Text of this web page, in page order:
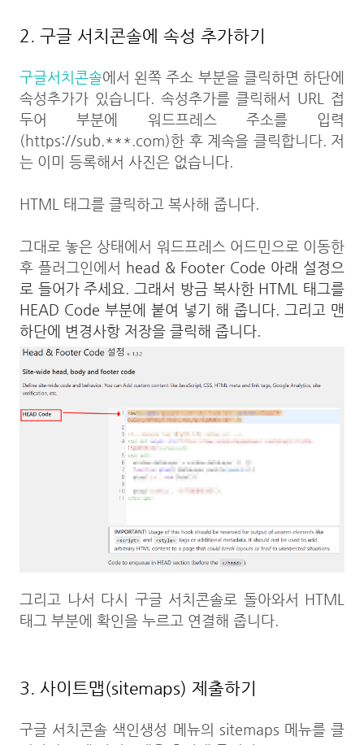
2. 구글 서치콘솔에 속성 추가하기
구글서치콘솔에서 왼쪽 주소 부분을 클릭하면 하단에
속성추가가 있습니다. 속성추가를 클릭해서 URL 접
두어 부분에 워드프레스 주소를 입력
(https://sub.***.com)한 후 계속을 클릭합니다. 저
는 이미 등록해서 사진은 없습니다.
HTML 태그를 클릭하고 복사해 줍니다.
그대로 놓은 상태에서 워드프레스 어드민으로 이동한
후 플러그인에서 head & Footer Code 아래 설정으
로 들어가 주세요. 그래서 방금 복사한 HTML 태그를
HEAD Code 부분에 붙여 넣기 해 줍니다. 그리고 맨
하단에 변경사항 저장을 클릭해 줍니다.
그리고 나서 다시 구글 서치콘솔로 돌아와서 HTML
태그 부분에 확인을 누르고 연결해 줍니다.
3. 사이트맵(sitemaps) 제출하기
구글 서치콘솔 색인생성 메뉴의 sitemaps 메뉴를 클